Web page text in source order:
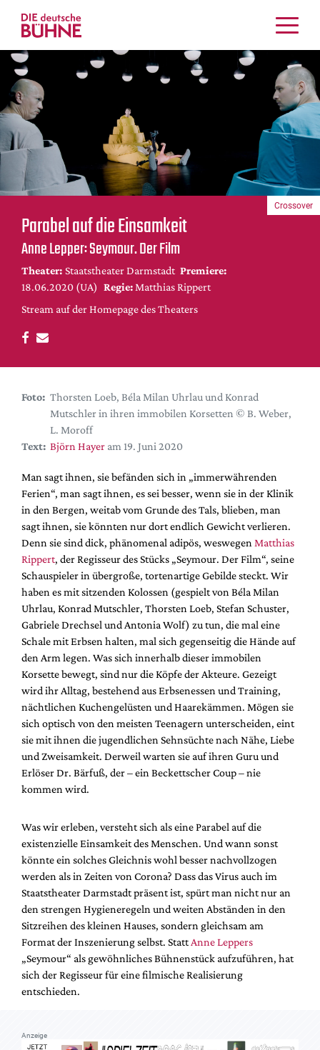
Schauspiel
Musiktheater
Tanz
Crossover
Bühnenwelt
Festivals & Veranstaltungen
Menschen & Theater
Themen
Internationales
Nachrufe
Medientipps
DdB-map
Festival-Planer
Hefte
Alle Hefte
Leseproben
Podcast
Service
Shop / Abo
Newsletter
Redaktion
Autor:innen
Partner
Mediadaten
Suche
Parabel auf die Einsamkeit
Anne Lepper: Seymour. Der Film
Theater: Staatstheater Darmstadt Premiere:
18.06.2020 (UA) Regie: Matthias Rippert
Stream auf der Homepage des Theaters
Crossover
Foto: Thorsten Loeb, Béla Milan Uhrlau und Konrad
Mutschler in ihren immobilen Korsetten © B. Weber,
L. Moroff
Text: Björn Hayer am 19. Juni 2020
Man sagt ihnen, sie befänden sich in „immerwährenden
Ferien“, man sagt ihnen, es sei besser, wenn sie in der Klinik
in den Bergen, weitab vom Grunde des Tals, blieben, man
sagt ihnen, sie könnten nur dort endlich Gewicht verlieren.
Denn sie sind dick, phänomenal adipös, weswegen Matthias
Rippert, der Regisseur des Stücks „Seymour. Der Film“, seine
Schauspieler in übergroße, tortenartige Gebilde steckt. Wir
haben es mit sitzenden Kolossen (gespielt von Béla Milan
Uhrlau, Konrad Mutschler, Thorsten Loeb, Stefan Schuster,
Gabriele Drechsel und Antonia Wolf) zu tun, die mal eine
Schale mit Erbsen halten, mal sich gegenseitig die Hände auf
den Arm legen. Was sich innerhalb dieser immobilen
Korsette bewegt, sind nur die Köpfe der Akteure. Gezeigt
wird ihr Alltag, bestehend aus Erbsenessen und Training,
nächtlichen Kuchengelüsten und Haarekämmen. Mögen sie
sich optisch von den meisten Teenagern unterscheiden, eint
sie mit ihnen die jugendlichen Sehnsüchte nach Nähe, Liebe
und Zweisamkeit. Derweil warten sie auf ihren Guru und
Erlöser Dr. Bärfuß, der – ein Beckettscher Coup – nie
kommen wird.
Was wir erleben, versteht sich als eine Parabel auf die
existenzielle Einsamkeit des Menschen. Und wann sonst
könnte ein solches Gleichnis wohl besser nachvollzogen
werden als in Zeiten von Corona? Dass das Virus auch im
Staatstheater Darmstadt präsent ist, spürt man nicht nur an
den strengen Hygieneregeln und weiten Abständen in den
Sitzreihen des kleinen Hauses, sondern gleichsam am
Format der Inszenierung selbst. Statt Anne Leppers
„Seymour“ als gewöhnliches Bühnenstück aufzuführen, hat
sich der Regisseur für eine filmische Realisierung
entschieden.
Anzeige